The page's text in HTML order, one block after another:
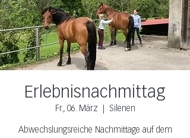
Erlebnisnachmittag
Fr., 06. März Silenen
Abwechslungsreiche Nachmittage auf dem